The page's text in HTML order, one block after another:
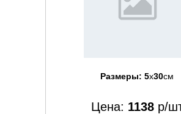
Размеры: 5x30см
Цена: 1138р/